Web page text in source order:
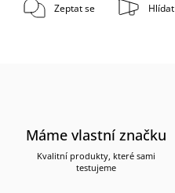
Zeptat se Hlídat
Máme vlastní značku
Kvalitní produkty, které sami
testujeme